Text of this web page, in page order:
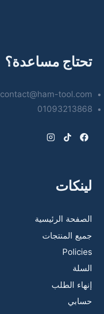
تحتاج مساعدة؟
contact@ham-tool.com
01093213868
لينكات
الصفحة الرئيسية
جميع المنتجات
Policies
السلة
إنهاء الطلب
حسابي